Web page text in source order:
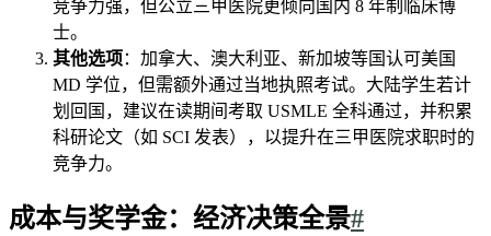
竞争力强，但公立三甲医院更倾向国内 8 年制临床博
士。
其他选项 ：加拿大、澳大利亚、新加坡等国认可美国
MD 学位，但需额外通过当地执照考试。大陆学生若计
划回国，建议在读期间考取 USMLE 全科通过，并积累
科研论文（如 SCI 发表），以提升在三甲医院求职时的
竞争力。
成本与奖学金：经济决策全景#